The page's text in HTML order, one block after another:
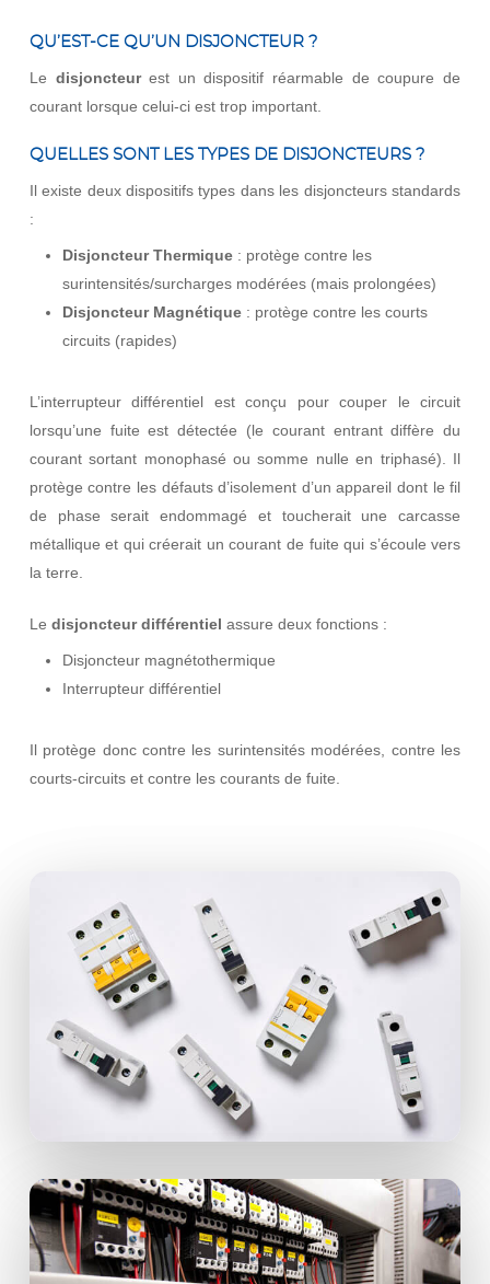
QU’EST-CE QU’UN DISJONCTEUR ?
Le disjoncteurest un dispositif réarmable de coupure de
courant lorsque celui-ci est trop important.
QUELLES SONT LES TYPES DE DISJONCTEURS ?
Il existe deux dispositifs types dans les disjoncteurs standards
:
Disjoncteur Thermique: protège contre les
surintensités/surcharges modérées (mais prolongées)
Disjoncteur Magnétique: protège contre les courts
circuits (rapides)
L’interrupteur différentiel est conçu pour couper le circuit
lorsqu’une fuite est détectée (le courant entrant diffère du
courant sortant monophasé ou somme nulle en triphasé). Il
protège contre les défauts d’isolement d’un appareil dont le fil
de phase serait endommagé et toucherait une carcasse
métallique et qui créerait un courant de fuite qui s’écoule vers
la terre.
Le disjoncteur différentiel assure deux fonctions :
Disjoncteur magnétothermique
Interrupteur différentiel
Il protège donc contre les surintensités modérées, contre les
courts-circuits et contre les courants de fuite.